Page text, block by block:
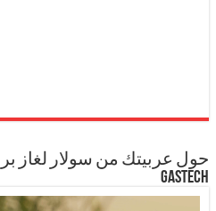
حول عربيتك من سولار لغاز
GASTECH